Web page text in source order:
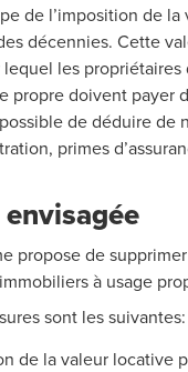
de l’imposition de
décennies. Cette
les propriétaires
propre doivent payer
de déduire de
primes
propose de
à usage
sont les suivantes:
de la valeur locative